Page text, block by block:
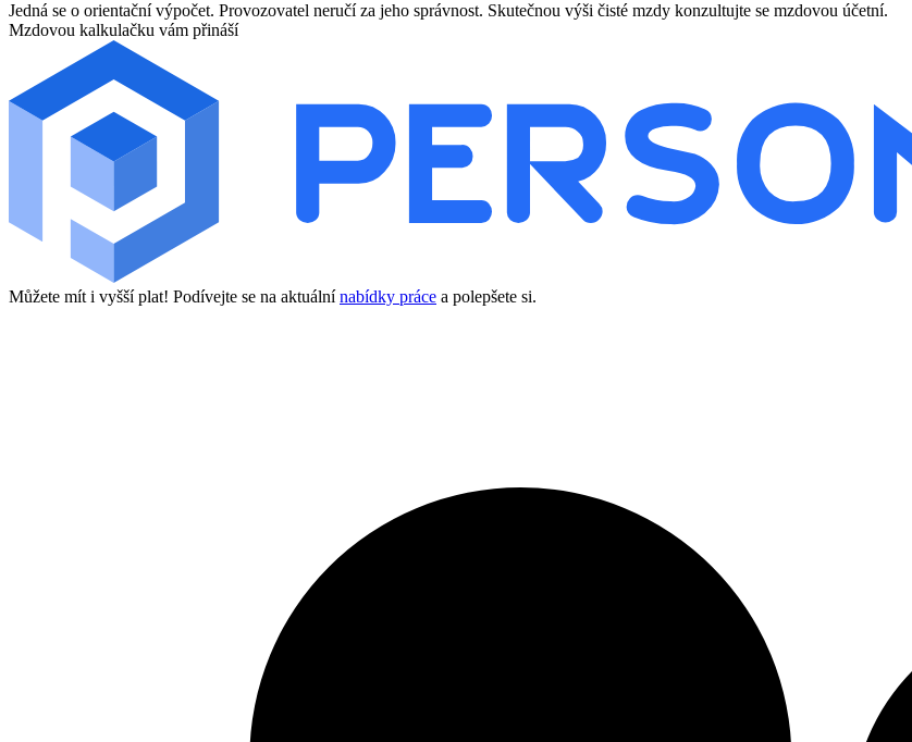
Jedná se o orientační výpočet. Provozovatel neručí za jeho správnost. Skutečnou výši čisté mzdy konzultujte se mzdovou účetní.
Mzdovou kalkulačku vám přináší
Můžete mít i vyšší plat! Podívejte se na aktuálnínabídky práce a polepšete si.